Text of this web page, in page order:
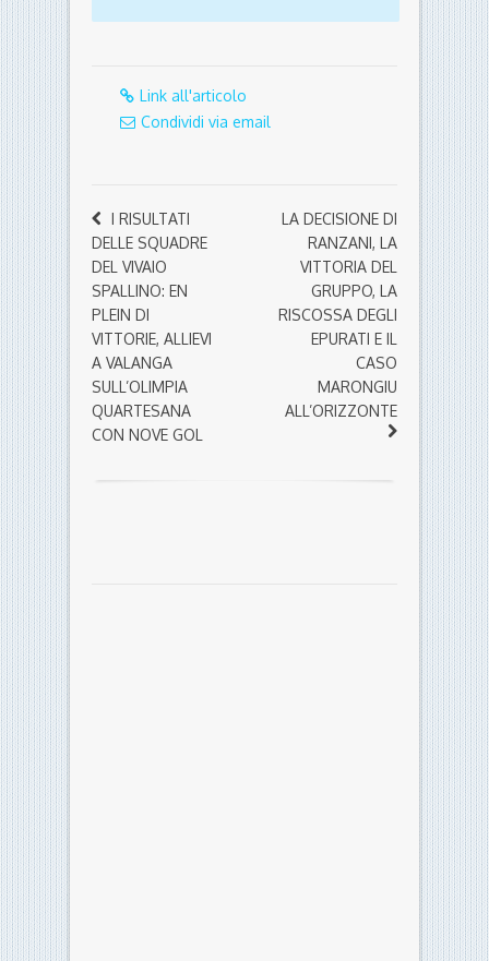
Link all'articolo
Condividi via email
I RISULTATI
DELLE SQUADRE
DEL VIVAIO
SPALLINO: EN
PLEIN DI
VITTORIE, ALLIEVI
A VALANGA
SULL’OLIMPIA
QUARTESANA
CON NOVE GOL
LA DECISIONE DI
RANZANI, LA
VITTORIA DEL
GRUPPO, LA
RISCOSSA DEGLI
EPURATI E IL
CASO
MARONGIU
ALL’ORIZZONTE